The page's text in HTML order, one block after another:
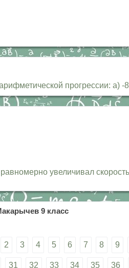
прогрессии: а) -
увеличивал
9 класс
2 3 4 5 6 7 8 9
31 32 33 34 35 36